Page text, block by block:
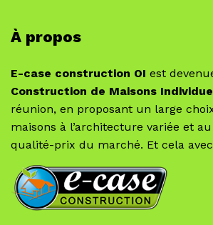
À propos
E-case construction OI est
Construction de Maisons
réunion, en proposant un large
maisons à l’architecture variée et
qualité-prix du marché. Et cela